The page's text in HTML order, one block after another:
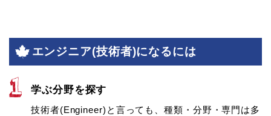
エンジニア(技術者)になるには
学ぶ分野を探す
技術者(Engineer)と言っても、種類・分野・専門は多